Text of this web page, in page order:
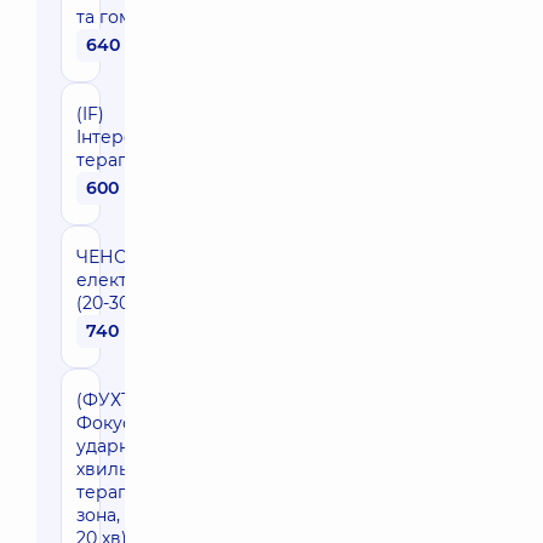
та гомілки
640 грн
(IF)
Інтерференційна
терапія (1 зона)
600 грн
ЧЕНС -
електроаналгезія
(20-30 хв) (1 зона)
740 грн
(ФУХТ)
Фокусна
ударно-
хвильова
терапія (1
зона, 15-
20 хв)